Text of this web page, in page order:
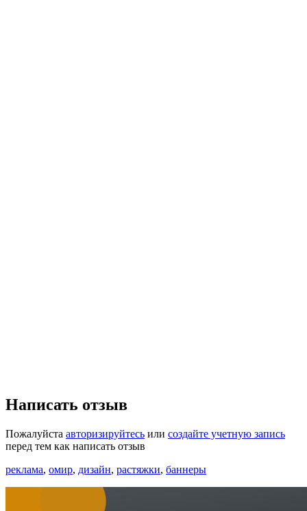
Написать отзыв
Пожалуйста авторизируйтесь или создайте учетную запись
перед тем как написать отзыв
реклама, омир, дизайн, растяжки, баннеры